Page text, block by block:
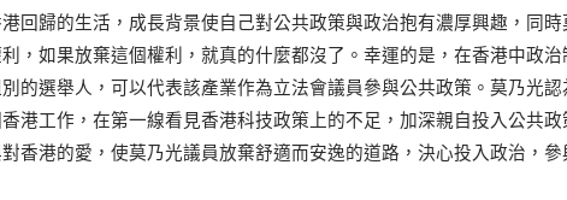
回歸的生活，成長背景使自己對公共政策與政治抱有濃厚興趣，同時
，如果放棄這個權利，就真的什麼都沒了。幸運的是，在香港中政治
的選舉人，可以代表該產業作為立法會議員參與公共政策。莫乃光認
港工作，在第一線看見香港科技政策上的不足，加深親自投入公共政
香港的愛，使莫乃光議員放棄舒適而安逸的道路，決心投入政治，參